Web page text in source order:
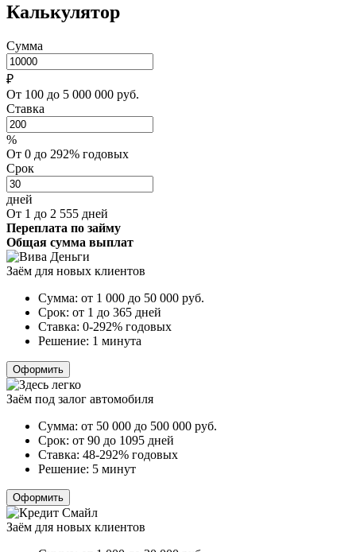
Калькулятор
Сумма
₽
От 100 до 5 000 000 руб.
Ставка
%
От 0 до 292% годовых
Срок
дней
От 1 до 2 555 дней
Переплата по займу
Общая сумма выплат
Заём для новых клиентов
Сумма: от 1 000 до 50 000 руб.
Срок: от 1 до 365 дней
Ставка: 0-292% годовых
Решение: 1 минута
Оформить
Заём под залог автомобиля
Сумма: от 50 000 до 500 000 руб.
Срок: от 90 до 1095 дней
Ставка: 48-292% годовых
Решение: 5 минут
Оформить
Заём для новых клиентов